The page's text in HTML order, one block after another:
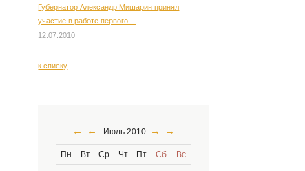
Губернатор Александр Мишарин принял
участие в работе первого…
12.07.2010
к списку
← ← Июль 2010 → →
Пн Вт Ср Чт Пт Сб Вс